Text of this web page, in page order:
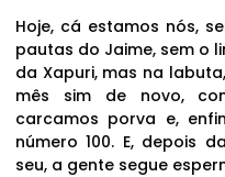
Hoje, cá estamos nós,
pautas do Jaime, sem o
da Xapuri, mas na
mês sim de novo,
carcamos porva e,
número 100. E, depois
seu, a gente segue